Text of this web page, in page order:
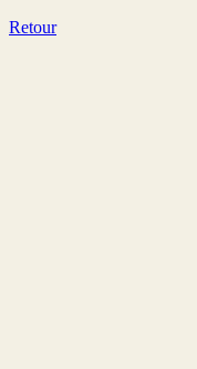
Retour